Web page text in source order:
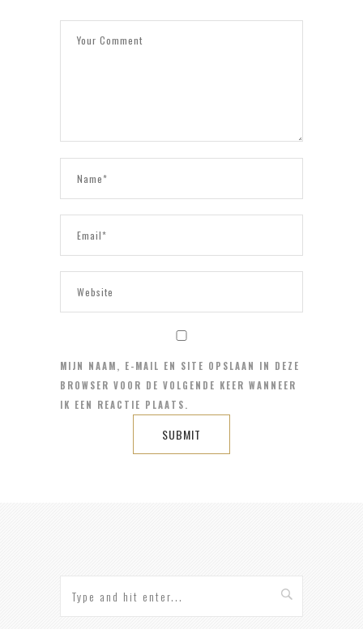
MIJN NAAM, E-MAIL EN SITE OPSLAAN IN DEZE
BROWSER VOOR DE VOLGENDE KEER WANNEER
IK EEN REACTIE PLAATS.